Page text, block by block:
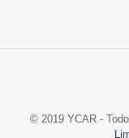
© 2019 YCAR -